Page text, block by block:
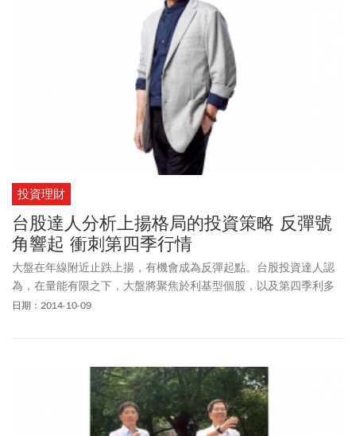
投資理財
台股達人分析上揚格局的投資策略 反彈號
角響起 衝刺第四季行情
大盤在年線附近止跌上揚，有機會成為反彈起點。台股投資達人認
為，在量能有限之下，大盤將聚焦於利基型個股，以及第四季利多
將發酵的金融股，建議投資人可以趁勢做好布局。
日期：2014-10-09